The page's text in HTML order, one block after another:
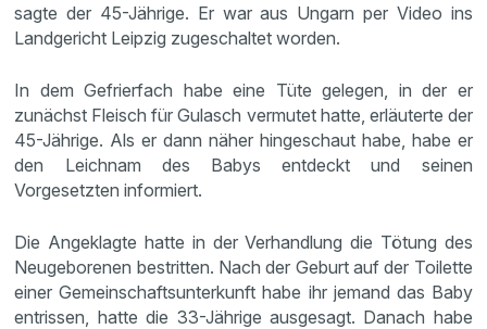
sagte der 45-Jährige. Er war aus Ungarn per Video ins
Landgericht Leipzig zugeschaltet worden.
In dem Gefrierfach habe eine Tüte gelegen, in der er
zunächst Fleisch für Gulasch vermutet hatte, erläuterte der
45-Jährige. Als er dann näher hingeschaut habe, habe er
den Leichnam des Babys entdeckt und seinen
Vorgesetzten informiert.
Die Angeklagte hatte in der Verhandlung die Tötung des
Neugeborenen bestritten. Nach der Geburt auf der Toilette
einer Gemeinschaftsunterkunft habe ihr jemand das Baby
entrissen, hatte die 33-Jährige ausgesagt. Danach habe